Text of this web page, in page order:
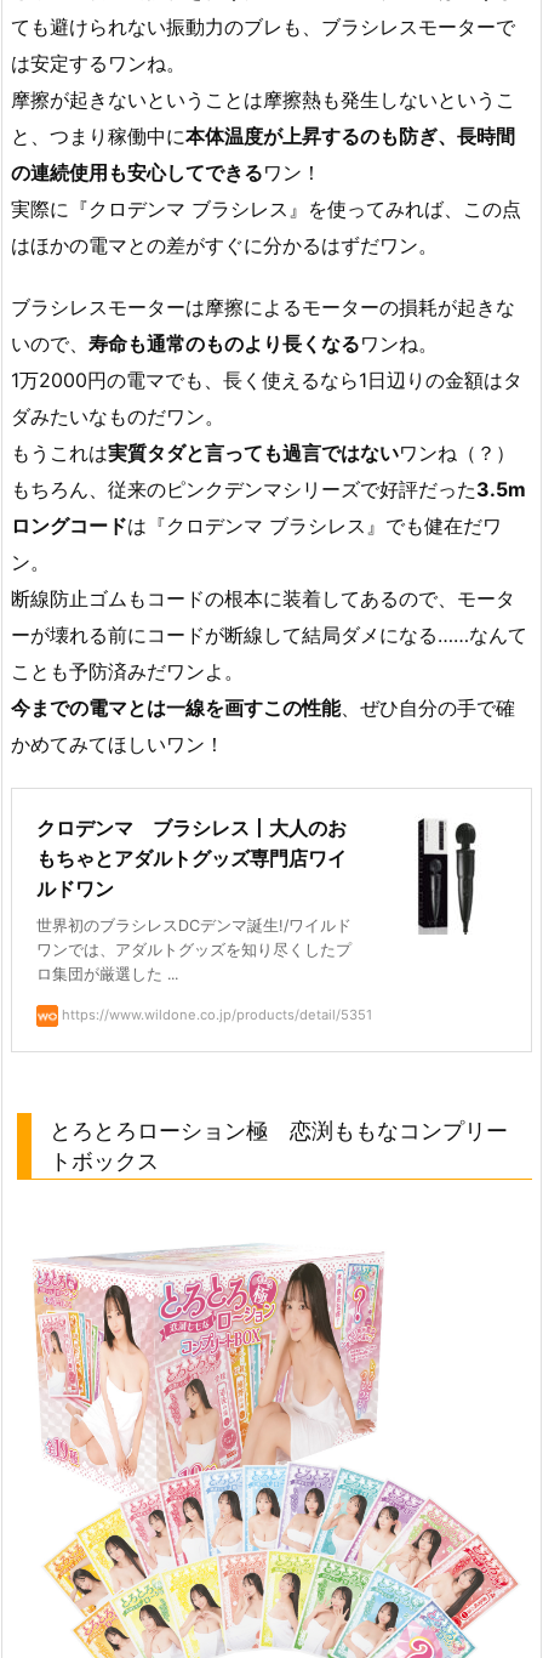
ても避けられない振動力のブレも、ブラシレスモーターで
は安定するワンね。
摩擦が起きないということは摩擦熱も発生しないというこ
と、つまり稼働中に本体温度が上昇するのも防ぎ、長時間
の連続使用も安心してできるワン！
実際に『クロデンマ ブラシレス』を使ってみれば、この点
はほかの電マとの差がすぐに分かるはずだワン。
ブラシレスモーターは摩擦によるモーターの損耗が起きな
いので、 寿命も通常のものより長くなるワンね。
1万2000円の電マでも、長く使えるなら1日辺りの金額はタ
ダみたいなものだワン。
もうこれは実質タダと言っても過言ではないワンね（？）
もちろん、従来のピンクデンマシリーズで好評だった3.5m
ロングコードは『クロデンマ ブラシレス』でも健在だワ
ン。
断線防止ゴムもコードの根本に装着してあるので、モータ
ーが壊れる前にコードが断線して結局ダメになる……なんて
ことも予防済みだワンよ。
今までの電マとは一線を画すこの性能、ぜひ自分の手で確
かめてみてほしいワン！
クロデンマ ブラシレス丨大人のお
もちゃとアダルトグッズ専門店ワイ
ルドワン
世界初のブラシレスDCデンマ誕生!/ワイルド
ワンでは、アダルトグッズを知り尽くしたプ
ロ集団が厳選した ...
https://www.wildone.co.jp/products/detail/5351
とろとろローション極 恋渕ももなコンプリー
トボックス